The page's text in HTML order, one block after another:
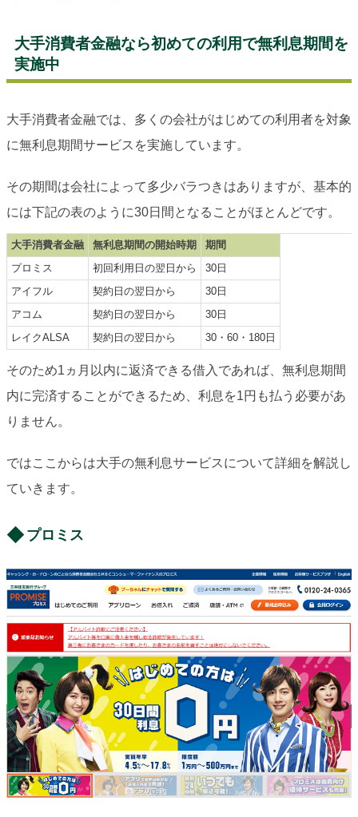
大手消費者金融なら初めての利用で無利息期間を
実施中
大手消費者金融では、多くの会社がはじめての利用者を対象
に無利息期間サービスを実施しています。
その期間は会社によって多少バラつきはありますが、基本的
には下記の表のように30日間となることがほとんどです。
大手消費者金融 無利息期間の開始時期
期間
プロミス
初回利用日の翌日から
30日
アイフル
契約日の翌日から
30日
アコム
契約日の翌日から
30日
レイクALSA
契約日の翌日から 30・60・180日
そのため1ヵ月以内に返済できる借入であれば、無利息期間
内に完済することができるため、利息を1円も払う必要があ
りません。
ではここからは大手の無利息サービスについて詳細を解説し
ていきます。
プロミス